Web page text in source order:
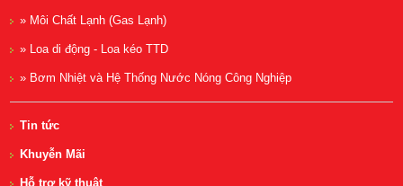
» Môi Chất Lạnh (Gas Lạnh)
» Loa di động - Loa kéo TTD
» Bơm Nhiệt và Hệ Thống Nước Nóng Công Nghiệp
Tin tức
Khuyễn Mãi
Hỗ trợ kỹ thuật